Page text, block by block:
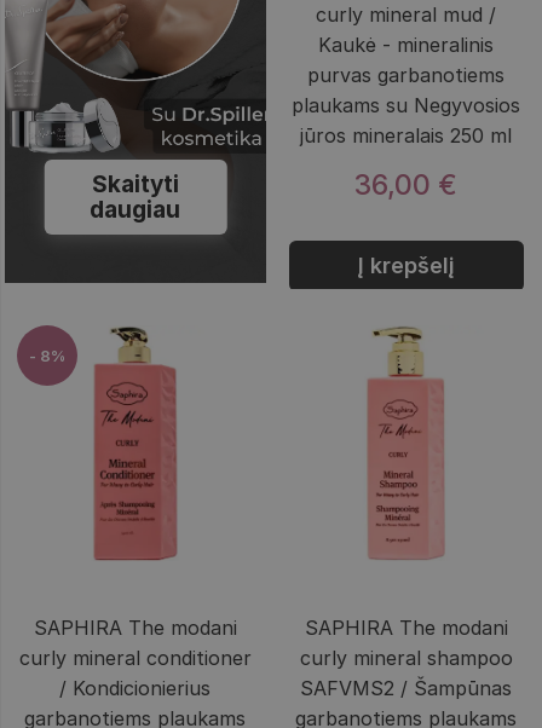
Skaityti
daugiau
curly mineral mud /
Kaukė - mineralinis
purvas garbanotiems
plaukams su Negyvosios
jūros mineralais 250 ml
36,00 €
Į krepšelį
SAPHIRA The modani
curly mineral conditioner
/ Kondicionierius
garbanotiems plaukams
- 8%
SAPHIRA The modani
curly mineral shampoo
SAFVMS2 / Šampūnas
garbanotiems plaukams